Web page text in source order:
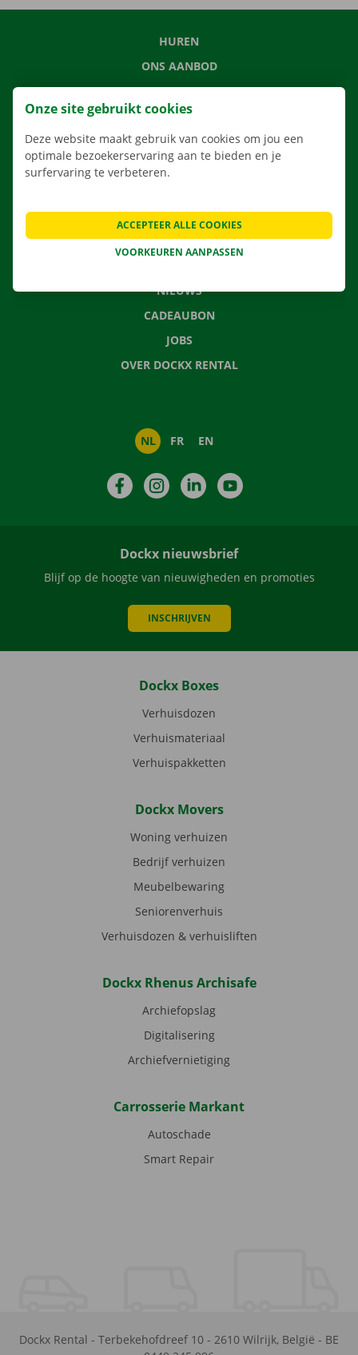
HUREN
ONS AANBOD
ONZE DIENSTEN
LOCATIES
APP
VERHUISOPLOSSINGEN
CONTACTEER ONS
NIEUWS
CADEAUBON
JOBS
OVER DOCKX RENTAL
NL FR EN
FacebookInstagramLinkedIn
Dockx nieuwsbrief
Blijf op de hoogte van nieuwigheden en promoties
INSCHRIJVEN
Dockx Boxes
Verhuisdozen
Verhuismateriaal
Verhuispakketten
Dockx Movers
Woning verhuizen
Bedrijf verhuizen
Meubelbewaring
Seniorenverhuis
Verhuisdozen & verhuisliften
Dockx Rhenus Archisafe
Archiefopslag
Digitalisering
Archiefvernietiging
Carrosserie Markant
Autoschade
Smart Repair
Dockx Rental - Terbekehofdreef 10 - 2610 Wilrijk, België - BE
Onze site gebruikt cookies
Deze website maakt gebruik van cookies om jou een
optimale bezoekerservaring aan te bieden en je
surfervaring te verbeteren.
VOORKEUREN AANPASSEN
ACCEPTEER ALLE COOKIES